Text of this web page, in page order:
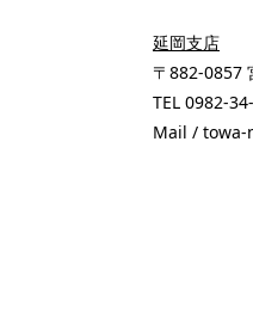
延岡支店
〒882-0857
TEL 0982-
Mail / towa-